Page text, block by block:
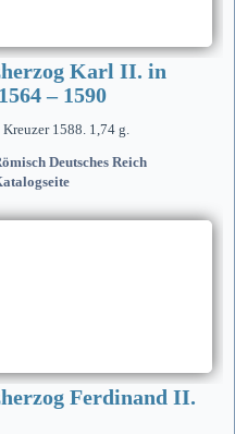
Karl II. in
– 1590
Kreuzer 1588. 1,74 g.
Deutsches Reich
Ferdinand II.